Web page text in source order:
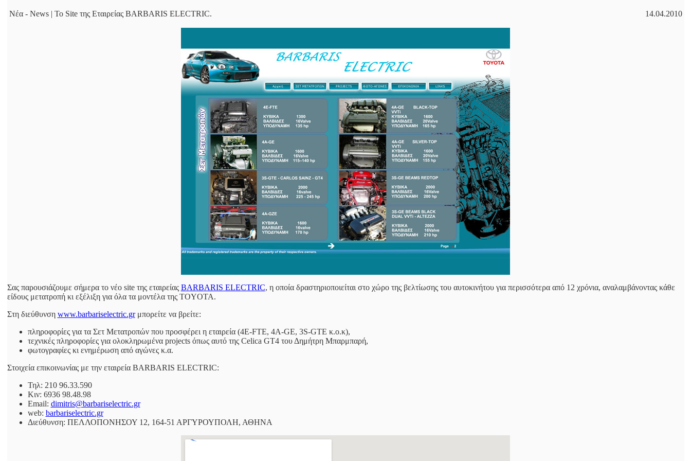
Νέα - News | Το Site της Εταιρείας BARBARIS ELECTRIC. 14.04.2010
Σας παρουσιάζουμε σήμερα το νέο site της εταιρείας BARBARIS ELECTRIC, η οποία δραστηριοποιείται στο χώρο της βελτίωσης του αυτοκινήτου για περισσότερα από 12 χρόνια, αναλαμβάνοντας κάθε
είδους μετατροπή κι εξέλιξη για όλα τα μοντέλα της TOYOTA.
Στη διεύθυνση www.barbariselectric.grμπορείτε να βρείτε:
πληροφορίες για τα Σετ Μετατροπών που προσφέρει η εταιρεία (4E-FTE, 4A-GE, 3S-GTE κ.ο.κ),
τεχνικές πληροφορίες για ολοκληρωμένα projects όπως αυτό της Celica GT4 του Δημήτρη Μπαρμπαρή,
φωτογραφίες κι ενημέρωση από αγώνες κ.α.
Στοιχεία επικοινωνίας με την εταιρεία BARBARIS ELECTRIC:
Τηλ: 210 96.33.590
Κιν: 6936 98.48.98
Email: dimitris@barbariselectric.gr
web: barbariselectric.gr
Διεύθυνση: ΠΕΛΛΟΠΟΝΗΣΟΥ 12, 164-51 ΑΡΓΥΡΟΥΠΟΛΗ, ΑΘΗΝΑ